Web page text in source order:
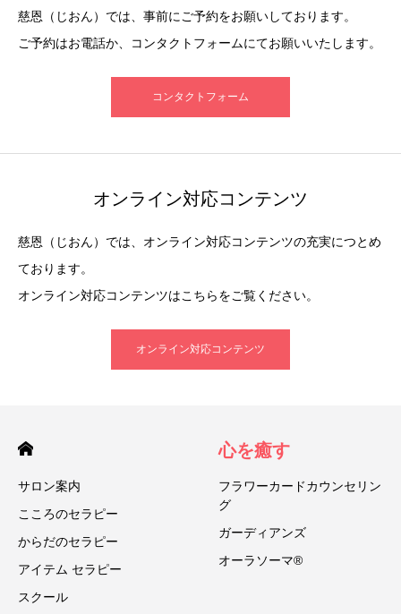
慈恩（じおん）では、事前にご予約をお願いしております。
ご予約はお電話か、コンタクトフォームにてお願いいたします。
コンタクトフォーム
オンライン対応コンテンツ
慈恩（じおん）では、オンライン対応コンテンツの充実につとめ
ております。
オンライン対応コンテンツはこちらをご覧ください。
オンライン対応コンテンツ
サロン案内
こころのセラピー
からだのセラピー
アイテム セラピー
スクール
心を癒す
フラワーカードカウンセリン
グ
ガーディアンズ
オーラソーマ®